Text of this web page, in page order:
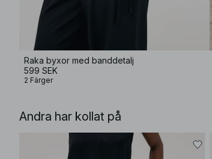
Raka byxor med banddetalj
599 SEK
2 Färger
Andra har kollat på